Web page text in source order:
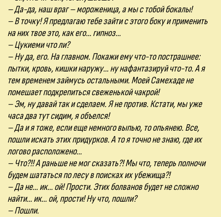
– Да-да, наш враг – мороженица, а мы с тобой бокалы!
– В точку! Я предлагаю тебе зайти с этого боку и применить
на них твое это, как его… гипноз…
– Цукиеми что ли?
– Ну да, его. На главном. Покажи ему что-то пострашнее:
пытки, кровь, кишки наружу… ну нафантазируй что-то. А я
тем временем займусь остальными. Моей Самехаде не
помешает подкрепиться свеженькой чакрой!
– Эм, ну давай так и сделаем. Я не против. Кстати, мы уже
часа два тут сидим, я объелся!
– Да и я тоже, если еще немного выпью, то опьянею. Все,
пошли искать этих придурков. А то я точно не знаю, где их
логово расположено…
– Что?!! А раньше не мог сказать?! Мы что, теперь полночи
будем шататься по лесу в поисках их убежища?!
– Да не… ик… ой! Прости. Этих болванов будет не сложно
найти… ик… ой, прости! Ну что, пошли?
– Пошли.